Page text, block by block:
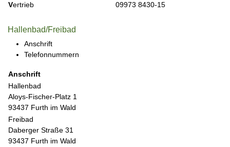
Vertrieb 09973 8430-15
Hallenbad/Freibad
Anschrift
Telefonnummern
Anschrift
Hallenbad
Aloys-Fischer-Platz 1
93437 Furth im Wald
Freibad
Daberger Straße 31
93437 Furth im Wald